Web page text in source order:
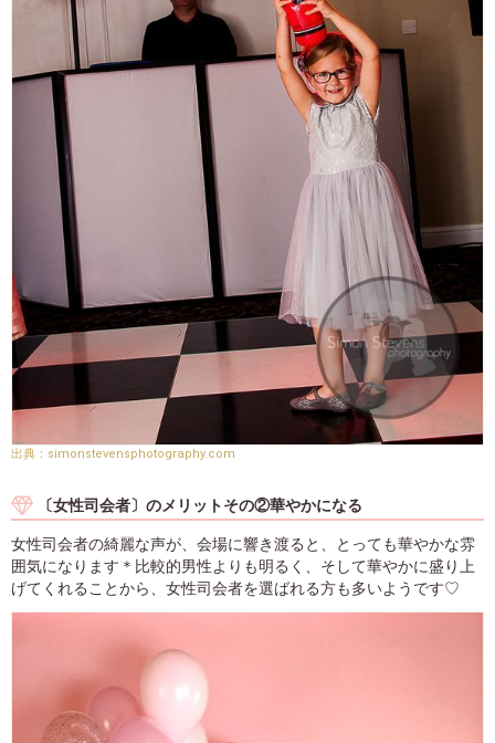
simonstevensphotography.com
〔女性司会者〕のメリットその②華やかになる
女性司会者の綺麗な声が、会場に響き渡ると、とっても華やかな雰
囲気になります＊比較的男性よりも明るく、そして華やかに盛り上
げてくれることから、女性司会者を選ばれる方も多いようです♡